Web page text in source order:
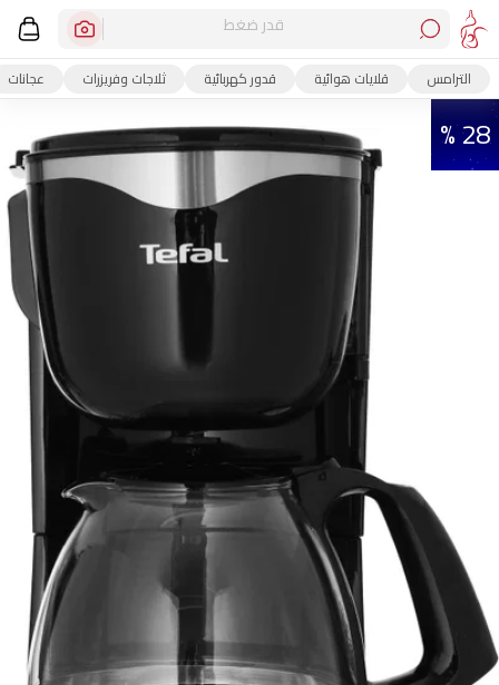
قدر ضغط
الترامس قلايات هوائية قدور كهربائية ثلاجات وفريزرات عجانات
28 %